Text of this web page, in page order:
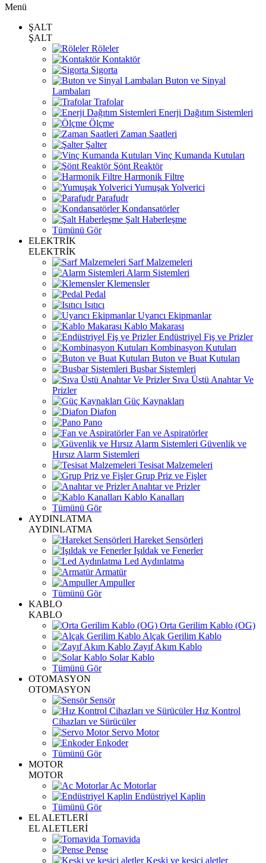
Menü
ŞALT
ŞALT
Röleler
Kontaktör
Sigorta
Buton ve Sinyal
Lambaları
Trafolar
Enerji Dağıtım Sistemleri
Ölçme
Zaman Saatleri
Şalter
Vinç Kumanda Kutuları
Şönt Reaktör
Harmonik Filtre
Yumuşak Yolverici
Parafudr
Kondansatörler
Şalt Haberleşme
Tümünü Gör
ELEKTRİK
ELEKTRİK
Sarf Malzemeleri
Alarm Sistemleri
Klemensler
Pedal
Isıtıcı
Uyarıcı Ekipmanlar
Kablo Makarası
Endüstriyel Fiş ve Prizler
Kombinasyon Kutuları
Buton ve Buat Kutuları
Busbar Sistemleri
Sıva Üstü Anahtar Ve
Prizler
Güç Kaynakları
Diafon
Pano
Fan ve Aspiratörler
Güvenlik ve
Hırsız Alarm Sistemleri
Tesisat Malzemeleri
Grup Priz ve Fişler
Anahtar ve Prizler
Kablo Kanalları
Tümünü Gör
AYDINLATMA
AYDINLATMA
Hareket Sensörleri
Işıldak ve Fenerler
Led Aydınlatma
Armatür
Ampuller
Tümünü Gör
KABLO
KABLO
Orta Gerilim Kablo (OG)
Alçak Gerilim Kablo
Zayıf Akım Kablo
Solar Kablo
Tümünü Gör
OTOMASYON
OTOMASYON
Sensör
Hız Kontrol
Cihazları ve Sürücüler
Servo Motor
Enkoder
Tümünü Gör
MOTOR
MOTOR
Ac Motorlar
Endüstriyel Kaplin
Tümünü Gör
EL ALETLERİ
EL ALETLERİ
Tornavida
Pense
Keski ve kesici aletler